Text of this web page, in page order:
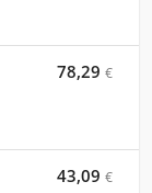
78,29 €
43,09 €